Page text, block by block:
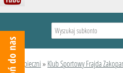
Podopieczni» Klub Sportowy Frajda